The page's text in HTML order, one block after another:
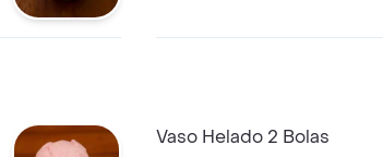
Vaso Helado 2 Bolas